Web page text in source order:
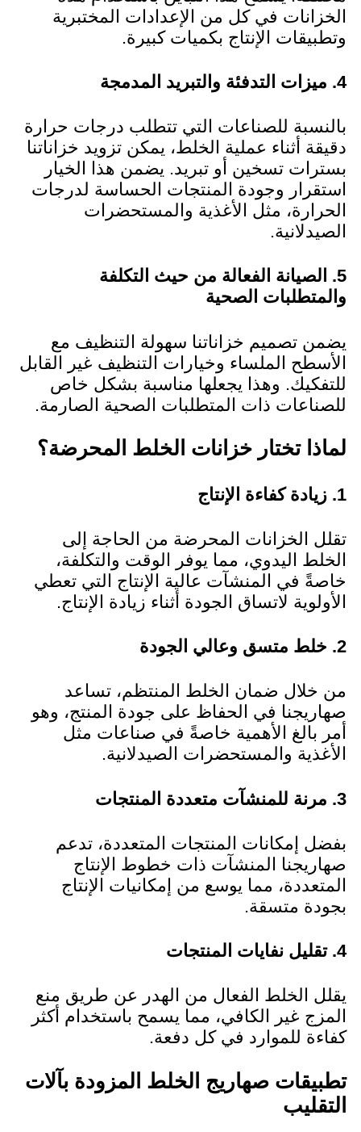
الخزانات في كل من الإعدادات المختبرية
وتطبيقات الإنتاج بكميات كبيرة.
4. ميزات التدفئة والتبريد المدمجة
بالنسبة للصناعات التي تتطلب درجات حرارة
دقيقة أثناء عملية الخلط، يمكن تزويد خزاناتنا
بسترات تسخين أو تبريد. يضمن هذا الخيار
استقرار وجودة المنتجات الحساسة لدرجات
الحرارة، مثل الأغذية والمستحضرات
الصيدلانية.
5. الصيانة الفعالة من حيث التكلفة
والمتطلبات الصحية
يضمن تصميم خزاناتنا سهولة التنظيف مع
الأسطح الملساء وخيارات التنظيف غير القابل
للتفكيك. وهذا يجعلها مناسبة بشكل خاص
للصناعات ذات المتطلبات الصحية الصارمة.
لماذا تختار خزانات الخلط المحرضة؟
1. زيادة كفاءة الإنتاج
تقلل الخزانات المحرضة من الحاجة إلى
الخلط اليدوي، مما يوفر الوقت والتكلفة،
خاصةً في المنشآت عالية الإنتاج التي تعطي
الأولوية لاتساق الجودة أثناء زيادة الإنتاج.
2. خلط متسق وعالي الجودة
من خلال ضمان الخلط المنتظم، تساعد
صهاريجنا في الحفاظ على جودة المنتج، وهو
أمر بالغ الأهمية خاصةً في صناعات مثل
الأغذية والمستحضرات الصيدلانية.
3. مرنة للمنشآت متعددة المنتجات
بفضل إمكانات المنتجات المتعددة، تدعم
صهاريجنا المنشآت ذات خطوط الإنتاج
المتعددة، مما يوسع من إمكانيات الإنتاج
بجودة متسقة.
4. تقليل نفايات المنتجات
يقلل الخلط الفعال من الهدر عن طريق منع
المزج غير الكافي، مما يسمح باستخدام أكثر
كفاءة للموارد في كل دفعة.
تطبيقات صهاريج الخلط المزودة بآلات
التقليب